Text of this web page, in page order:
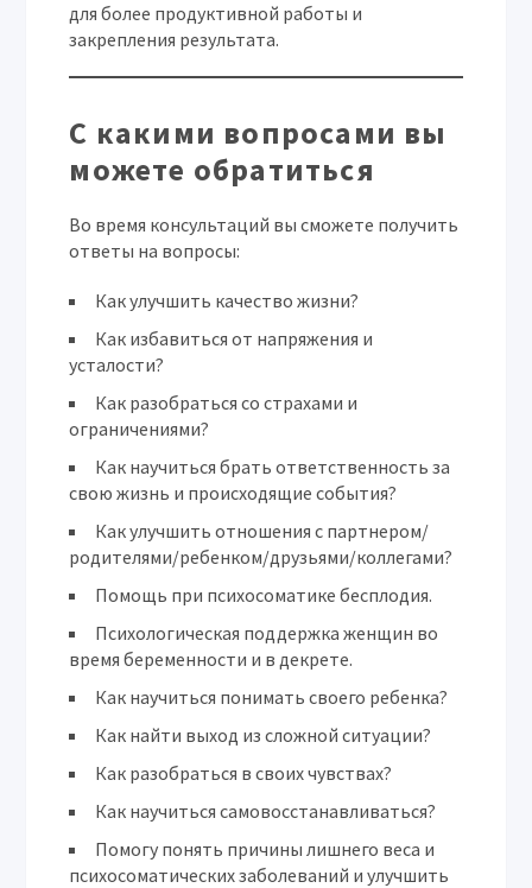
для более продуктивной работы и
закрепления результата.
С какими вопросами вы
можете обратиться
Во время консультаций вы сможете получить
ответы на вопросы:
Как улучшить качество жизни?
Как избавиться от напряжения и
усталости?
Как разобраться со страхами и
ограничениями?
Как научиться брать ответственность за
свою жизнь и происходящие события?
Как улучшить отношения с партнером/
родителями/ребенком/друзьями/коллегами?
Помощь при психосоматике бесплодия.
Психологическая поддержка женщин во
время беременности и в декрете.
Как научиться понимать своего ребенка?
Как найти выход из сложной ситуации?
Как разобраться в своих чувствах?
Как научиться самовосстанавливаться?
Помогу понять причины лишнего веса и
психосоматических заболеваний и улучшить